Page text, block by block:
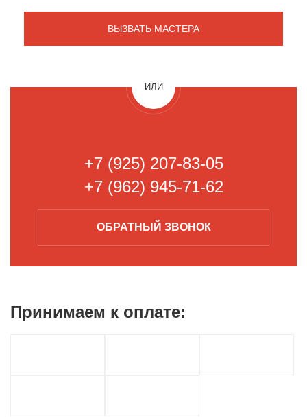
ИЛИ
+7 (925) 207-83-05
+7 (962) 945-71-62
ОБРАТНЫЙ ЗВОНОК
Принимаем к оплате: